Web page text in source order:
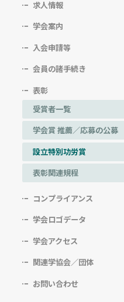
求人情報
学会案内
入会申請等
会員の諸手続き
表彰
受賞者一覧
学会賞 推薦／応募の公募
設立特別功労賞
表彰関連規程
コンプライアンス
学会ロゴデータ
学会アクセス
関連学協会／団体
お問い合わせ